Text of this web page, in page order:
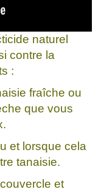
naturel
contre la
:
fraîche ou
que vous
et lorsque cela
tanaisie.
et